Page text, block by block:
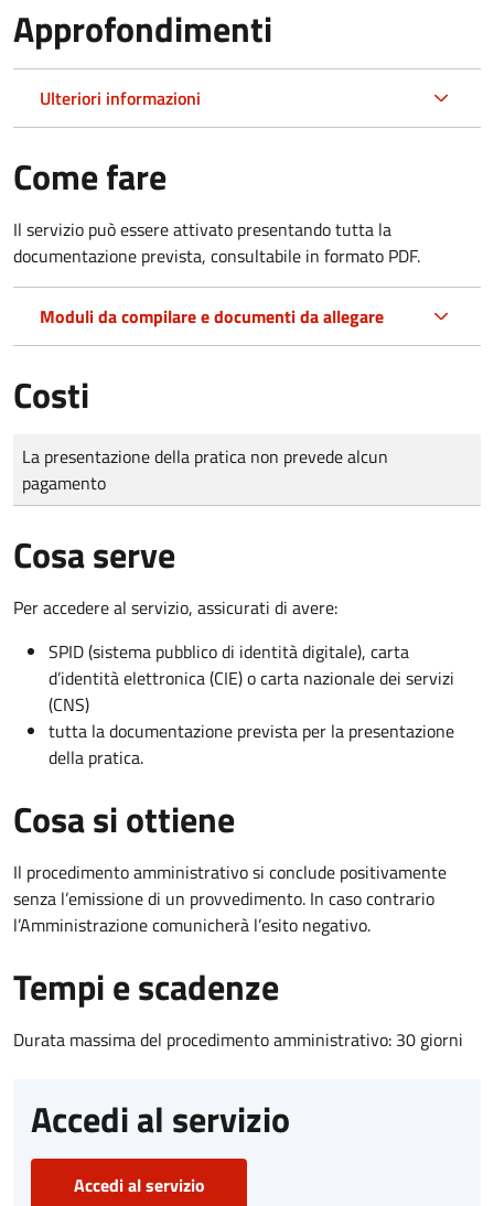
Approfondimenti
Ulteriori informazioni
Come fare
Il servizio può essere attivato presentando tutta la
documentazione prevista, consultabile in formato PDF.
Moduli da compilare e documenti da allegare
Costi
Tipo di pagamento
Importo
La presentazione della pratica non prevede alcun
pagamento
Cosa serve
Per accedere al servizio, assicurati di avere:
SPID (sistema pubblico di identità digitale), carta
d’identità elettronica (CIE) o carta nazionale dei servizi
(CNS)
tutta la documentazione prevista per la presentazione
della pratica.
Cosa si ottiene
Il procedimento amministrativo si conclude positivamente
senza l’emissione di un provvedimento. In caso contrario
l’Amministrazione comunicherà l’esito negativo.
Tempi e scadenze
Durata massima del procedimento amministrativo: 30 giorni
Accedi al servizio
Accedi al servizio